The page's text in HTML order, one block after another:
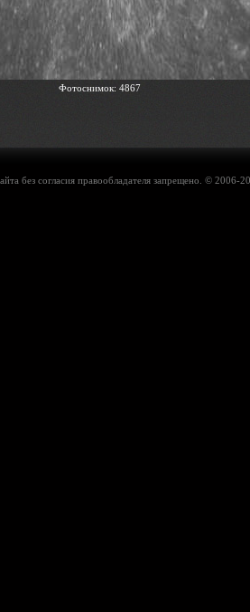
Фотоснимок: 4867
без согласия правообладателя запрещено. ©